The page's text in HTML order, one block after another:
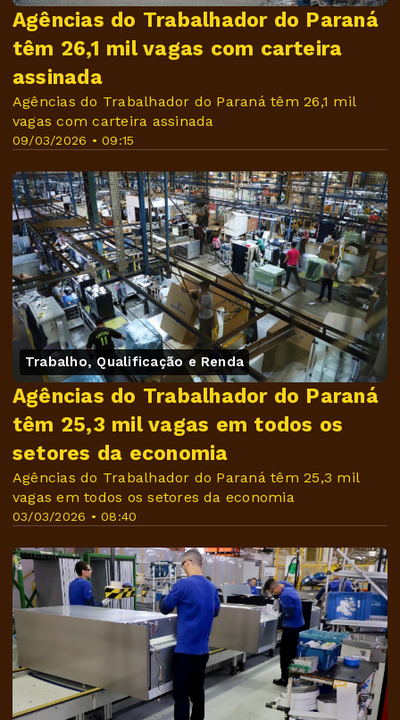
09/03/2026 • 09:15
Agências do Trabalhador do Paraná
têm 26,1 mil vagas com carteira
assinada
Agências do Trabalhador do Paraná têm 26,1 mil
vagas com carteira assinada
Trabalho, Qualificação e Renda
03/03/2026 • 08:40
Agências do Trabalhador do Paraná
têm 25,3 mil vagas em todos os
setores da economia
Agências do Trabalhador do Paraná têm 25,3 mil
vagas em todos os setores da economia